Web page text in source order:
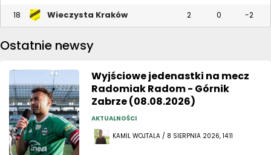
18 Wieczysta Kraków 2 0 -2
Ostatnie newsy
Wyjściowe jedenastki na mecz
Radomiak Radom - Górnik
Zabrze (08.08.2026)
AKTUALNOŚCI
KAMIL WOJTALA / 8 SIERPNIA 2026, 14:11